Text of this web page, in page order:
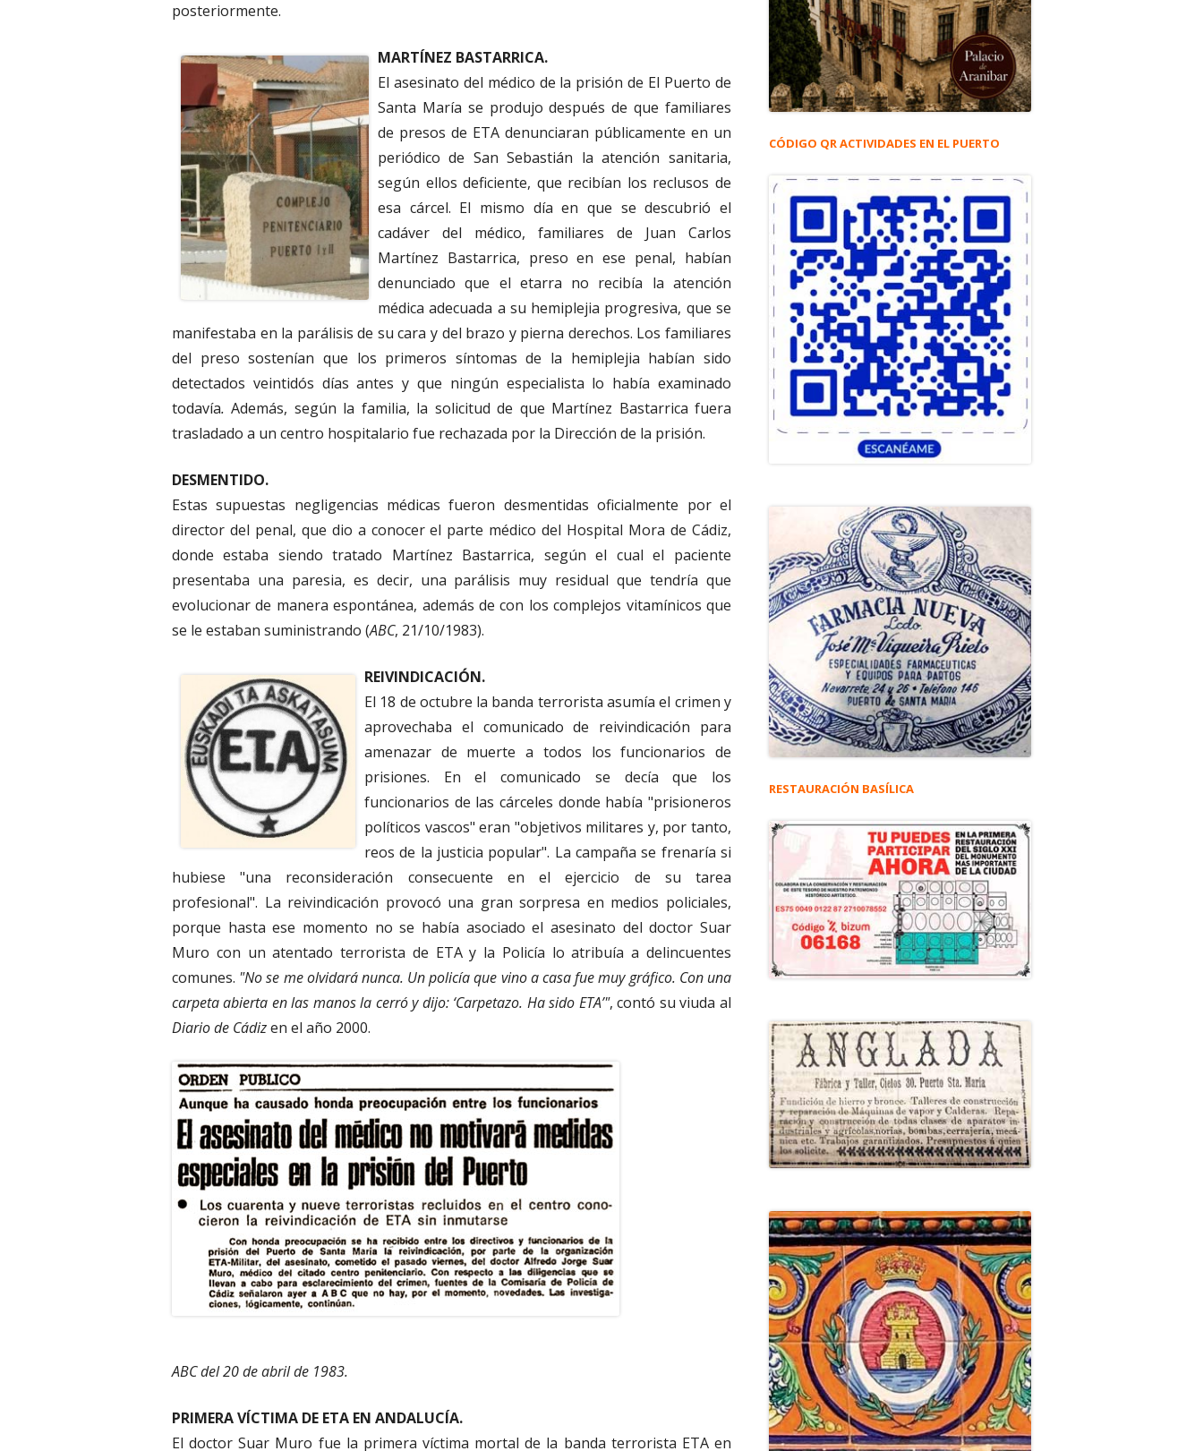
posteriormente.
MARTÍNEZ BASTARRICA.
El asesinato del médico de la prisión de El Puerto de
Santa María se produjo después de que familiares
de presos de ETA denunciaran públicamente en un
periódico de San Sebastián la atención sanitaria,
según ellos deficiente, que recibían los reclusos de
esa cárcel. El mismo día en que se descubrió el
cadáver del médico, familiares de Juan Carlos
Martínez Bastarrica, preso en ese penal, habían
denunciado que el etarra no recibía la atención
médica adecuada a su hemiplejia progresiva, que se
manifestaba en la parálisis de su cara y del brazo y pierna derechos. Los familiares
del preso sostenían que los primeros síntomas de la hemiplejia habían sido
detectados veintidós días antes y que ningún especialista lo había examinado
todavía.Además, según la familia, la solicitud de que Martínez Bastarrica fuera
trasladado a un centro hospitalario fue rechazada por la Dirección de la prisión.
DESMENTIDO.
Estas supuestas negligencias médicas fueron desmentidas oficialmente por el
director del penal, que dio a conocer el parte médico del Hospital Mora de Cádiz,
donde estaba siendo tratado Martínez Bastarrica, según el cual el paciente
presentaba una paresia, es decir, una parálisis muy residual que tendría que
evolucionar de manera espontánea, además de con los complejos vitamínicos que
se le estaban suministrando (ABC, 21/10/1983).
REIVINDICACIÓN.
El 18 de octubre la banda terrorista asumía el crimen y
aprovechaba el comunicado de reivindicación para
amenazar de muerte a todos los funcionarios de
prisiones. En el comunicado se decía que los
funcionarios de las cárceles donde había "prisioneros
políticos vascos" eran "objetivos militares y, por tanto,
reos de la justicia popular". La campaña se frenaría si
hubiese "una reconsideración consecuente en el ejercicio de su tarea
profesional". La reivindicación provocó una gran sorpresa en medios policiales,
porque hasta ese momento no se había asociado el asesinato del doctor Suar
Muro con un atentado terrorista de ETA y la Policía lo atribuía a delincuentes
comunes. "No se me olvidará nunca. Un policía que vino a casa fue muy gráfico. Con una
carpeta abierta en las manos la cerró y dijo: ‘Carpetazo. Ha sido ETA’", contó su viuda al
Diario de Cádizen el año 2000.
ABC del 20 de abril de 1983.
PRIMERA VÍCTIMA DE ETA EN ANDALUCÍA.
El doctor Suar Muro fue la primera víctima mortal de la banda terrorista ETA en
CÓDIGO QR ACTIVIDADES EN EL PUERTO
RESTAURACIÓN BASÍLICA